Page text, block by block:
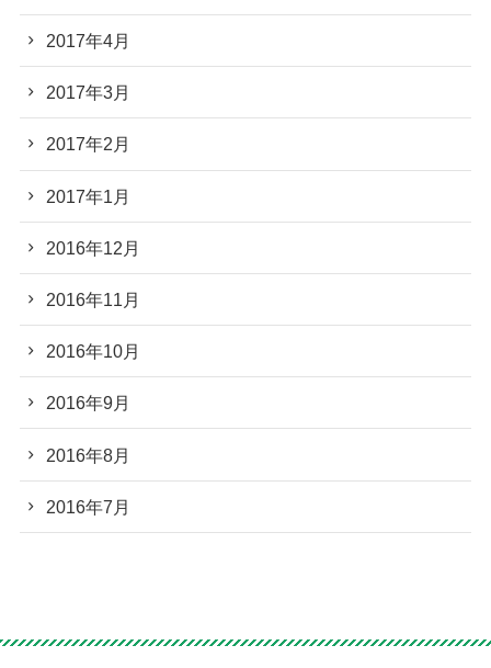
2017年4月
2017年3月
2017年2月
2017年1月
2016年12月
2016年11月
2016年10月
2016年9月
2016年8月
2016年7月